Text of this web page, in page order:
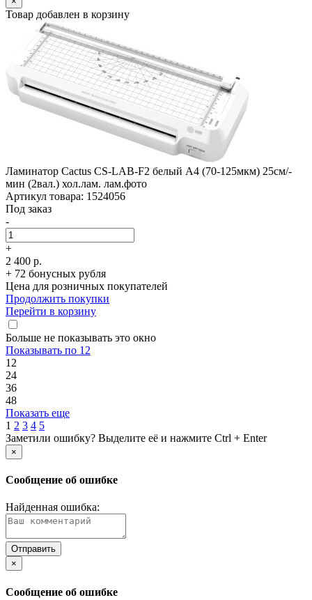
Товар добавлен в корзину
Ламинатор Cactus CS-LAB-F2 белый A4 (70-125мкм) 25см/­
мин (2вал.) хол.лам. лам.фото
Артикул товара: 1524056
Под заказ
-
+
2 400 р.
+ 72 бонусных рубля
Цена для розничных покупателей
Продолжить покупки
Перейти в корзину
Больше не показывать это окно
Показывать по 12
12
24
36
48
Показать еще
1 2 3 4 5
Заметили ошибку? Выделите её и нажмите Ctrl + Enter
×
Сообщение об ошибке
Найденная ошибка:
×
Сообщение об ошибке